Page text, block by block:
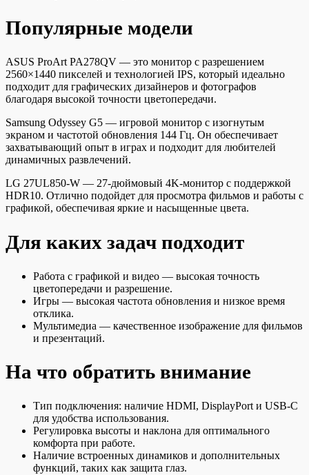
Популярные модели
ASUS ProArt PA278QV — это монитор с разрешением
2560×1440 пикселей и технологией IPS, который идеально
подходит для графических дизайнеров и фотографов
благодаря высокой точности цветопередачи.
Samsung Odyssey G5 — игровой монитор с изогнутым
экраном и частотой обновления 144 Гц. Он обеспечивает
захватывающий опыт в играх и подходит для любителей
динамичных развлечений.
LG 27UL850-W — 27-дюймовый 4K-монитор с поддержкой
HDR10. Отлично подойдет для просмотра фильмов и работы с
графикой, обеспечивая яркие и насыщенные цвета.
Для каких задач подходит
Работа с графикой и видео — высокая точность
цветопередачи и разрешение.
Игры — высокая частота обновления и низкое время
отклика.
Мультимедиа — качественное изображение для фильмов
и презентаций.
На что обратить внимание
Тип подключения: наличие HDMI, DisplayPort и USB-C
для удобства использования.
Регулировка высоты и наклона для оптимального
комфорта при работе.
Наличие встроенных динамиков и дополнительных
функций, таких как защита глаз.